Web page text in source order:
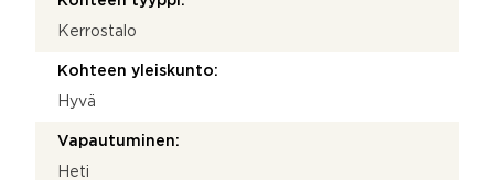
Kerrostalo
Kohteen yleiskunto:
Hyvä
Vapautuminen:
Heti